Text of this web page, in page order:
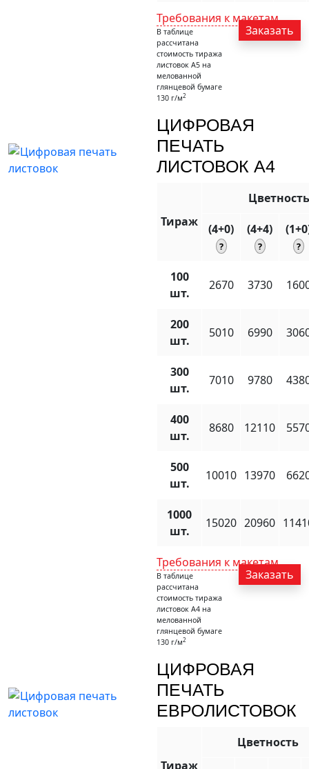
Требования к макетам
Заказать
В таблице
рассчитана
стоимость тиража
листовок А5 на
мелованной
глянцевой бумаге
130 г/м2
ЦИФРОВАЯ
ПЕЧАТЬ
ЛИСТОВОК A4
Тираж (4+0) (4+4)
100
шт.
2670 3730
200
шт.
5010 6990
300
шт.
7010 9780
400
шт.
8680 12110
500
шт.
10010 13970
1000
шт.
15020 20960
Требования к макетам
Заказать
В таблице
рассчитана
стоимость тиража
листовок А4 на
мелованной
глянцевой бумаге
130 г/м2
ЦИФРОВАЯ
ПЕЧАТЬ
ЕВРОЛИСТОВОК
Тираж
Цветность